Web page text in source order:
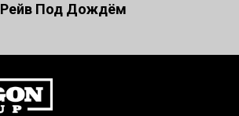
Рейв Под Дождём